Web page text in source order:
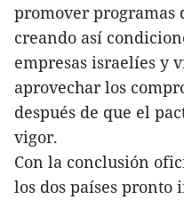
promover programas
creando así
empresas israelíes y
aprovechar los
después de que el
vigor.
Con la conclusión
los dos países